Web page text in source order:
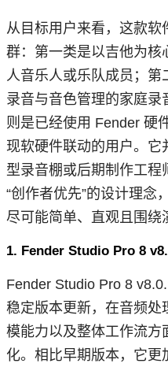
从目标用户来看，这款软
群：第一类是以吉他为核
人音乐人或乐队成员；第
录音与音色管理的家庭录
则是已经使用 Fender 硬
现软硬件联动的用户。它
型录音棚或后期制作工程
“创作者优先”的设计理念
尽可能简单、直观且围绕
1. Fender Studio Pro 8
Fender Studio Pro 8
稳定版本更新，在音频处
模能力以及整体工作流方
化。相比早期版本，它更